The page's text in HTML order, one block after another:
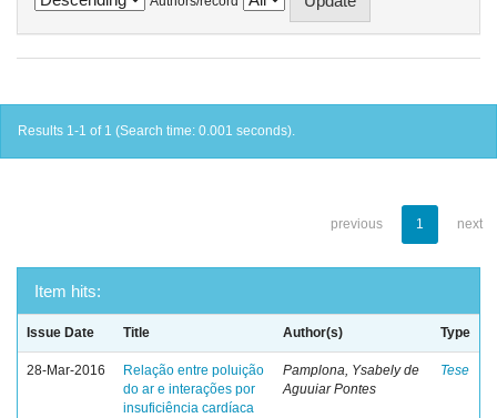
Results 1-1 of 1 (Search time: 0.001 seconds).
previous 1 next
Item hits:
Issue Date Title Author(s) Type
28-Mar-2016
Relação entre poluição
do ar e interações por
insuficiência cardíaca
Pamplona, Ysabely de
Aguuiar Pontes
Tese